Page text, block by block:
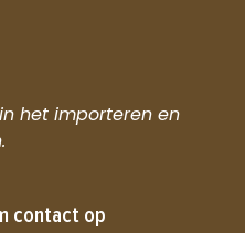
het importeren en
contact op